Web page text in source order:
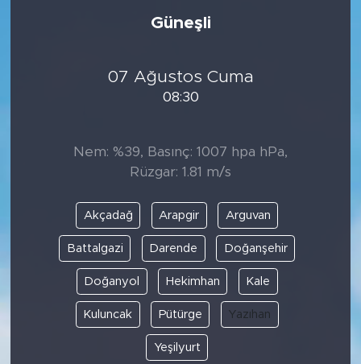
Güneşli
07 Ağustos Cuma
08:30
Nem: %39, Basınç: 1007 hpa hPa,
Rüzgar: 1.81 m/s
Akçadağ Arapgir Arguvan
Battalgazi Darende Doğanşehir
Doğanyol Hekimhan Kale
Kuluncak Pütürge Yazıhan
Yeşilyurt
DİNİ
POLİTİKA
EKONOMİ
SPOR
KÜLTÜR SANAT